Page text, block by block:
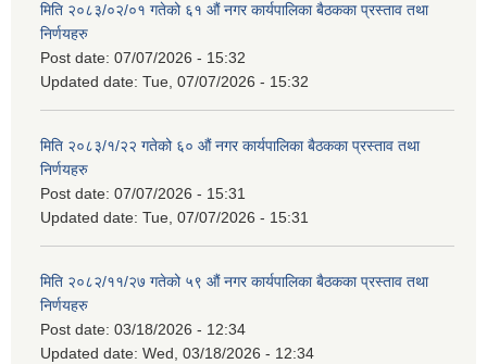
मिति २०८३/०२/०१ गतेको ६१ औं नगर कार्यपालिका बैठकका प्रस्ताव तथा
निर्णयहरु
Post date: 07/07/2026 - 15:32
Updated date: Tue, 07/07/2026 - 15:32
मिति २०८३/१/२२ गतेको ६० औं नगर कार्यपालिका बैठकका प्रस्ताव तथा
निर्णयहरु
Post date: 07/07/2026 - 15:31
Updated date: Tue, 07/07/2026 - 15:31
मिति २०८२/११/२७ गतेको ५९ औं नगर कार्यपालिका बैठकका प्रस्ताव तथा
निर्णयहरु
Post date: 03/18/2026 - 12:34
Updated date: Wed, 03/18/2026 - 12:34